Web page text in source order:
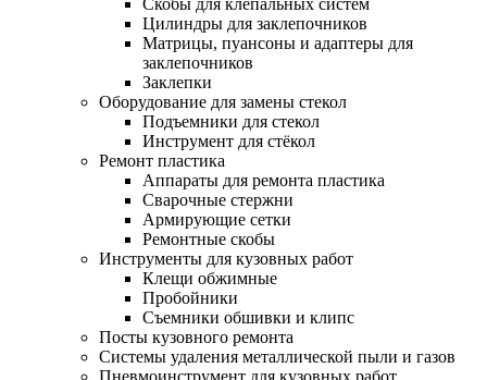
Скобы для клепальных систем
Цилиндры для заклепочников
Матрицы, пуансоны и адаптеры для
заклепочников
Заклепки
Оборудование для замены стекол
Подъемники для стекол
Инструмент для стёкол
Ремонт пластика
Аппараты для ремонта пластика
Сварочные стержни
Армирующие сетки
Ремонтные скобы
Инструменты для кузовных работ
Клещи обжимные
Пробойники
Съемники обшивки и клипс
Посты кузовного ремонта
Системы удаления металлической пыли и газов